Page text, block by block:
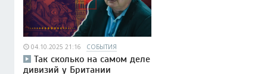
04.10.2025 21:16 СОБЫТИЯ
Так сколько на самом деле
дивизий у Британии